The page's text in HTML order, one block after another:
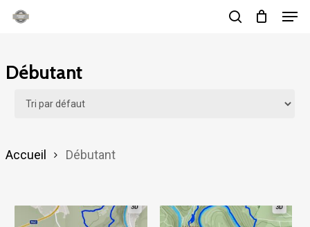
Skip
content
Débutant
Accueil Débutant